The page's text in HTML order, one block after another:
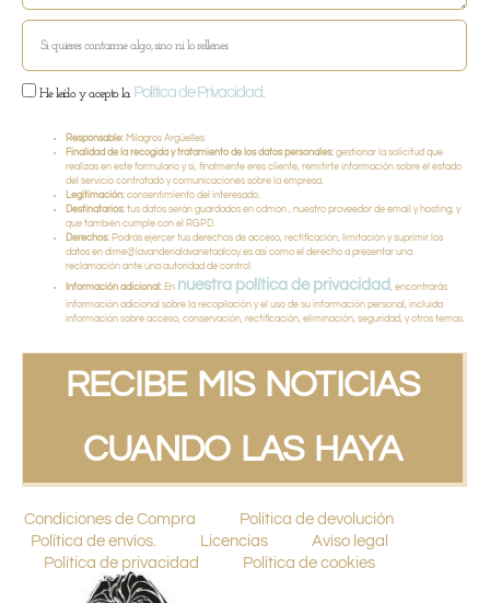
He leído y acepto la Política de Privacidad.
Responsable: Milagros Argüelles
Finalidad de la recogida y tratamiento de los datos personales: gestionar la solicitud que
realizas en este formulario y si, finalmente eres cliente, remitirte información sobre el estado
del servicio contratado y comunicaciones sobre la empresa.
Legitimación: consentimiento del interesado.
Destinatarios: tus datos serán guardados en cdmon , nuestro proveedor de email y hosting, y
que también cumple con el RGPD.
Derechos: Podrás ejercer tus derechos de acceso, rectificación, limitación y suprimir los
datos en dime@lavanderialavanetaalcoy.es así como el derecho a presentar una
reclamación ante una autoridad de control.
Información adicional: En nuestra política de privacidad , encontrarás
información adicional sobre la recopilación y el uso de su información personal, incluida
información sobre acceso, conservación, rectificación, eliminación, seguridad, y otros temas.
RECIBE MIS NOTICIAS
CUANDO LAS HAYA
Condiciones de Compra
Política de devolución
Política de envíos.
Licencias
Aviso legal
Política de privacidad
Política de cookies